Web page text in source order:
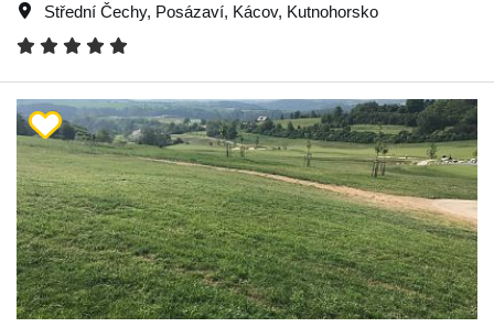
Střední Čechy, Posázaví, Kácov, Kutnohorsko